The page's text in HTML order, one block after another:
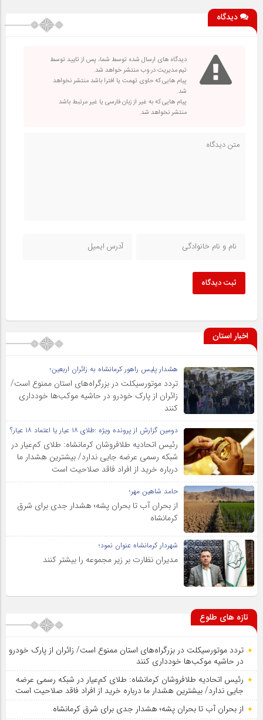
دیدگاه
دیدگاه های ارسال شده توسط شما، پس از تایید توسط
تیم مدیریت در وب منتشر خواهد شد.
پیام هایی که حاوی تهمت یا افترا باشد منتشر نخواهد
شد.
پیام هایی که به غیر از زبان فارسی یا غیر مرتبط باشد
منتشر نخواهد شد.
ثبت دیدگاه
اخبار استان
هشدار پلیس راهور کرمانشاه به زائران اربعین؛
تردد موتورسیکلت در بزرگراه‌های استان ممنوع است/
زائران از پارک خودرو در حاشیه موکب‌ها خودداری
کنند
دومین گزارش از پرونده ویژه :طلای ۱۸ عیار یا اعتماد ۱۸ عیار؟
رئیس اتحادیه طلافروشان کرمانشاه: طلای کم‌عیار در
شبکه رسمی عرضه جایی ندارد/ بیشترین هشدار ما
درباره خرید از افراد فاقد صلاحیت است
حامد شاهین مهر؛
از بحران آب تا بحران پشه؛ هشدار جدی برای شرق
کرمانشاه
شهردار کرمانشاه عنوان نمود؛
مدیران نظارت بر زیر مجموعه را بیشتر کنند
تازه های طلوع
تردد موتورسیکلت در بزرگراه‌های استان ممنوع است/ زائران از پارک خودرو
در حاشیه موکب‌ها خودداری کنند
رئیس اتحادیه طلافروشان کرمانشاه: طلای کم‌عیار در شبکه رسمی عرضه
جایی ندارد/ بیشترین هشدار ما درباره خرید از افراد فاقد صلاحیت است
از بحران آب تا بحران پشه؛ هشدار جدی برای شرق کرمانشاه